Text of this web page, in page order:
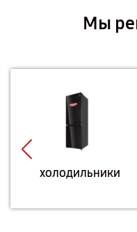
Мы
ХОЛОДИЛЬНИКИ